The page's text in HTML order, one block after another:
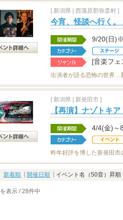
[ 新潟県 西蒲原郡弥彦村 ]
今宵、怪談へ行く
9/20(日
[音楽フ
出演者が語る恐怖の世界…
[ 新潟県 新発田市 ]
【再演】ナゾトキ
4/4(金)～
昨年好評を博した新発田市
新着順 開催日順 イベント名（50音）昇順
を表示 / 28件中